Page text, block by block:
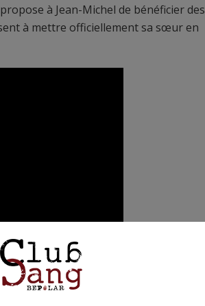
à Jean-Michel de bénéficier des
à mettre officiellement sa sœur en